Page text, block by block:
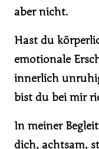
aber nicht.
Hast du
emotionale
innerlich
bist du bei mir
In meiner
dich, achtsam,